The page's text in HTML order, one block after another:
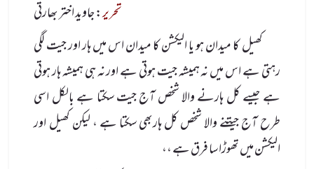
تحریر: جاوید اختر بھارتی
کھیل کا میدان ہو یا الیکشن کا میدان اس میں ہار اور جیت لگی
رہتی ہے اس میں نہ ہمیشہ جیت ہوتی ہے اور نہ ہی ہمیشہ ہار ہوتی
ہے جیسے کل ہارنے والا شخص آج جیت سکتا ہے بالکل اسی
طرح آج جیتنے والا شخص کل ہاربھی سکتا ہے ، لیکن کھیل اور
الیکشن میں تھوڑا سا فرق ہے ،،